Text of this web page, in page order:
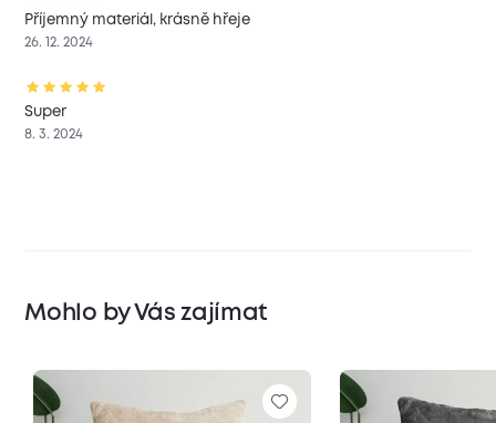
Příjemný materiál, krásně hřeje
26. 12. 2024
Super
8. 3. 2024
Mohlo by Vás zajímat